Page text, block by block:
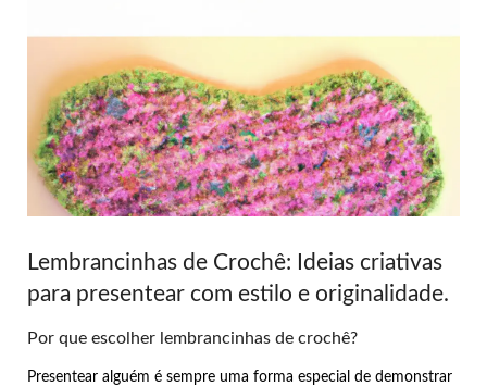
Lembrancinhas de Crochê: Ideias criativas
para presentear com estilo e originalidade.
Por que escolher lembrancinhas de crochê?
Presentear alguém é sempre uma forma especial de demonstrar